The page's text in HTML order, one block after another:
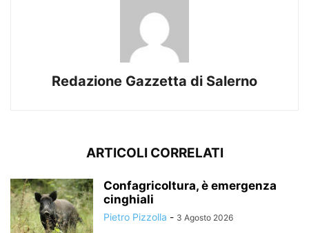
Redazione Gazzetta di Salerno
ARTICOLI CORRELATI
Confagricoltura, è emergenza
cinghiali
Pietro Pizzolla - 3 Agosto 2026